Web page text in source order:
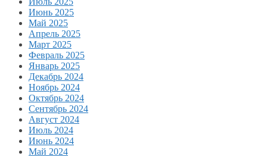
Июнь 2025
Май 2025
Апрель 2025
Март 2025
Февраль 2025
Январь 2025
Декабрь 2024
Ноябрь 2024
Октябрь 2024
Сентябрь 2024
Август 2024
Июль 2024
Июнь 2024
Май 2024